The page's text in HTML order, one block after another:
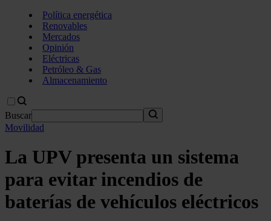
Política energética
Renovables
Mercados
Opinión
Eléctricas
Petróleo & Gas
Almacenamiento
Buscar
Movilidad
La UPV presenta un sistema
para evitar incendios de
baterías de vehículos eléctricos